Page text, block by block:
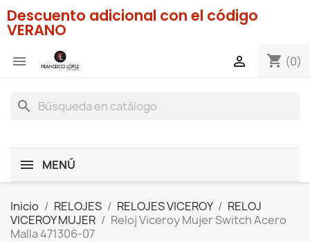
Descuento adicional con el código
VERANO
 shopping_cart (0)

search
MENÚ
Inicio RELOJES RELOJES VICEROY
RELOJ
VICEROY MUJER
Reloj Viceroy Mujer Switch Acero
Malla 471306-07